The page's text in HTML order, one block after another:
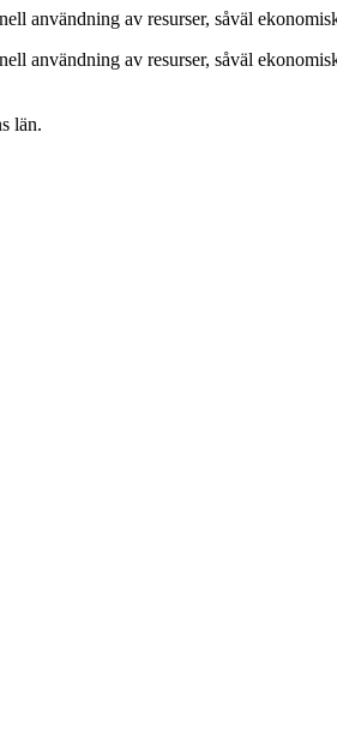
användning av resurser, såväl
användning av resurser, såväl
län.